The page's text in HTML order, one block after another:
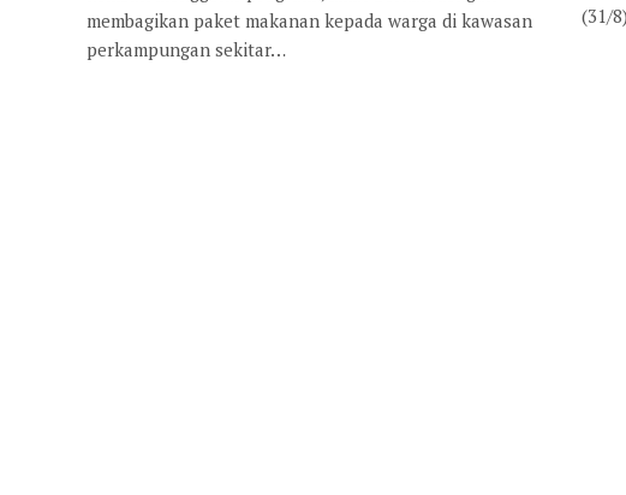
membagikan paket makanan kepada warga di kawasan
perkampungan sekitar…
(31/